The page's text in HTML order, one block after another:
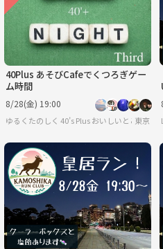
40Plus あそびCafeでくつろぎゲー
ム時間
8/28(金) 19:00
ゆるくたのしく 40’s Plus おいしいと
東京